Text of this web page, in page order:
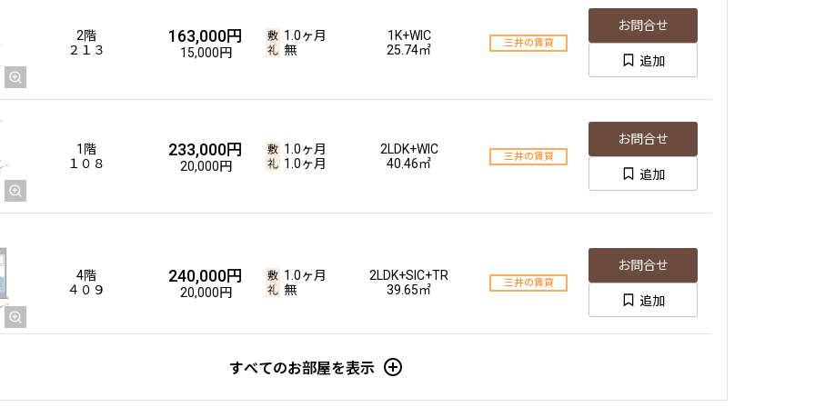
2階
２１３
163,000円
15,000円
1.0ヶ月
無
1K+WIC
25.74㎡
三井の賃貸
お問合せ
追加
1階
１０８
233,000円
20,000円
1.0ヶ月
1.0ヶ月
2LDK+WIC
40.46㎡
三井の賃貸
お問合せ
追加
4階
４０９
240,000円
20,000円
1.0ヶ月
無
2LDK+SIC+TR
39.65㎡
三井の賃貸
お問合せ
追加
すべてのお部屋を表示